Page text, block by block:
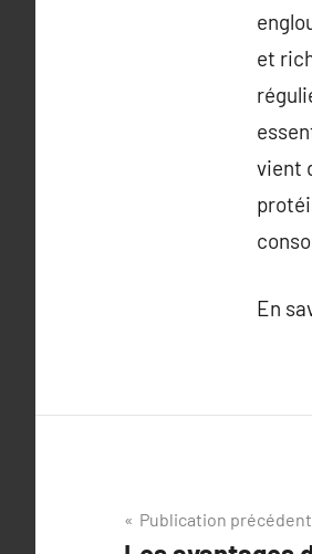
et
vient
En
Navigation
Publication